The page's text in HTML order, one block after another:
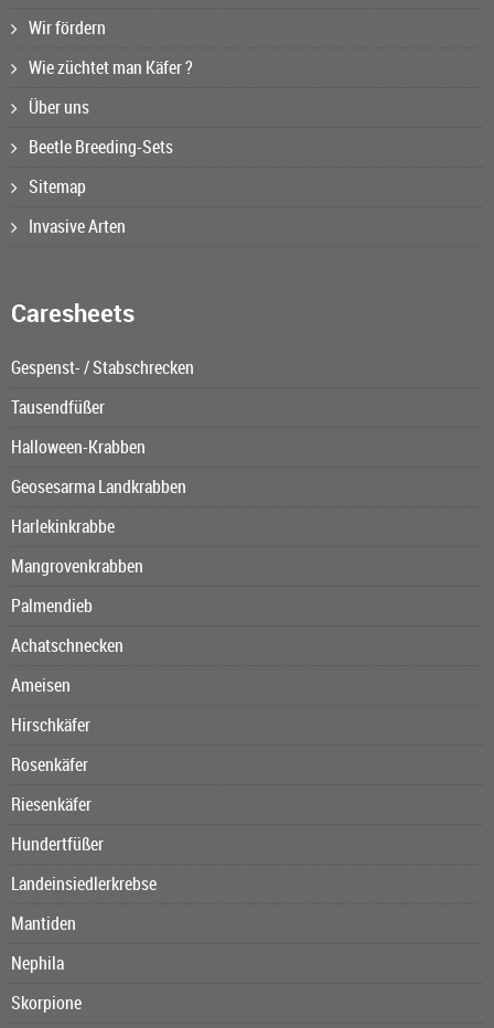
Wir fördern
Wie züchtet man Käfer ?
Über uns
Beetle Breeding-Sets
Sitemap
Invasive Arten
Caresheets
Gespenst- / Stabschrecken
Tausendfüßer
Halloween-Krabben
Geosesarma Landkrabben
Harlekinkrabbe
Mangrovenkrabben
Palmendieb
Achatschnecken
Ameisen
Hirschkäfer
Rosenkäfer
Riesenkäfer
Hundertfüßer
Landeinsiedlerkrebse
Mantiden
Nephila
Skorpione